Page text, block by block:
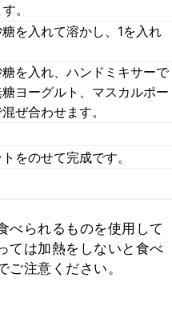
。
を入れて溶かし、1を入れ
を入れ、ハンドミキサーで
ヨーグルト、マスカルポー
ぜ合わせます。
をのせて完成です。
べられるものを使用して
ては加熱をしないと食べ
ご注意ください。